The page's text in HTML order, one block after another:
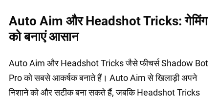
Auto Aim और Headshot Tricks: गेमिंग
को बनाएं आसान
Auto Aim और Headshot Tricks जैसे फीचर्स Shadow Bot
Pro को सबसे आकर्षक बनाते हैं। Auto Aim से खिलाड़ी अपने
निशाने को और सटीक बना सकते हैं, जबकि Headshot Tricks